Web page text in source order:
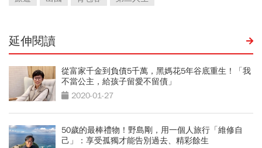
延伸閱讀
從富家千金到負債5千萬，黑媽花5年谷底重生！「我
不當公主，給孩子留愛不留債」
2020-01-27
50歲的最棒禮物！野島剛，用一個人旅行「維修自
己」：享受孤獨才能告別過去、精彩餘生